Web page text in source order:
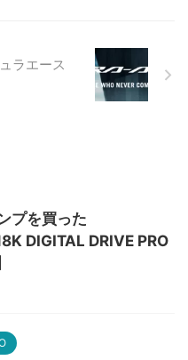
ラエース
プを買った
DIGITAL DRIVE PRO